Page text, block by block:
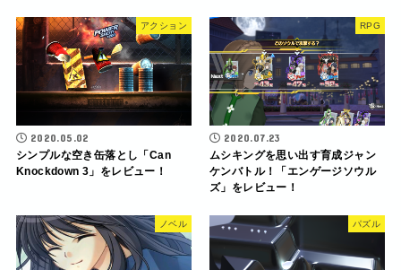
アクション
2020.05.02
シンプルな空き缶落とし「Can
Knockdown 3」をレビュー！
RPG
2020.07.23
ムシキングを思い出す育成ジャン
ケンバトル！「エンゲージソウル
ズ」をレビュー！
ノベル パズル